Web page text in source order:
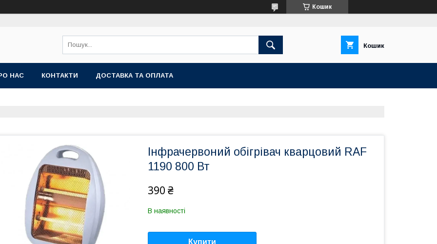
Кошик
Кошик
НАС КОНТАКТИ ДОСТАВКА ТА ОПЛАТА
Інфрачервоний обігрівач кварцовий RAF
1190 800 Вт
390 ₴
В наявності
Купити